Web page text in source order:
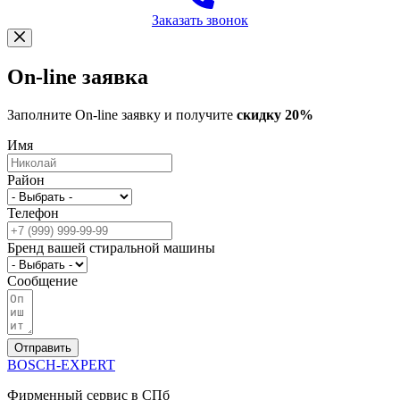
Заказать звонок
On-line заявка
Заполните On-line заявку и получите скидку 20%
Имя
Район
Телефон
Бренд вашей стиральной машины
Сообщение
Отправить
BOSCH-EXPERT
Фирменный сервис в СПб